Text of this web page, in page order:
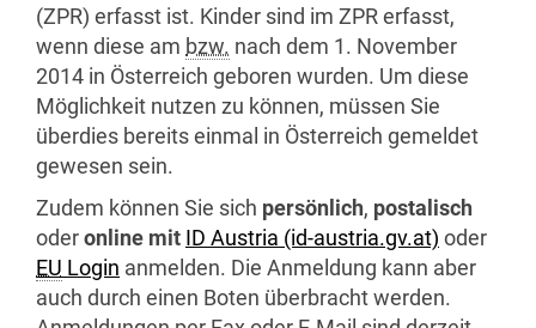
(ZPR) erfasst ist. Kinder sind im ZPR erfasst,
wenn diese am bzw. nach dem 1. November
2014 in Österreich geboren wurden. Um diese
Möglichkeit nutzen zu können, müssen Sie
überdies bereits einmal in Österreich gemeldet
gewesen sein.
Zudem können Sie sich persönlich, postalisch
oderonline mit ID Austria (id-austria.gv.at) oder
EU Login anmelden. Die Anmeldung kann aber
auch durch einen Boten überbracht werden.